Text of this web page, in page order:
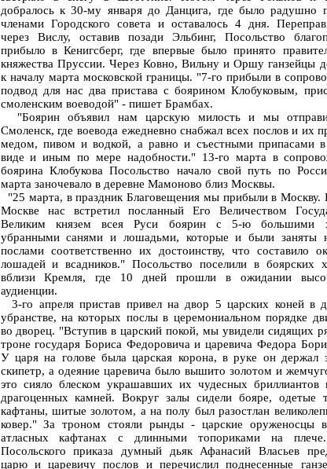
добралось к 30-му января до Данцига, где было радушно
членами Городского совета и оставалось 4 дня.
через Вислу, оставив позади Эльбинг, Посольство
прибыло в Кенигсберг, где впервые было принято
княжества Пруссии. Через Ковно, Вильну и Оршу ганзейцы
к началу марта московской границы. "7-го прибыли в
подвод для нас два пристава с боярином Клобуковым,
смоленским воеводой" - пишет Брамбах.
"Боярин объявил нам царскую милость и мы
Смоленск, где воевода ежедневно снабжал всех послов и их
медом, пивом и водкой, а равно и съестными припасами
виде и иным по мере надобности." 13-го марта в
боярина Клобукова Посольство начало свой путь по
марта заночевало в деревне Мамоново близ Москвы.
"25 марта, в праздник Благовещения мы прибыли в Москву.
Москве нас встретил посланный Его Величеством
Великим князем всея Руси боярин с 5-ю большими
убранными санями и лошадьми, которые и были заняты
послами соответственно их достоинству, что составило
лошадей и всадников." Посольство поселили в боярских
вблизи Кремля, где 10 дней прошли в ожидании
аудиенции.
3-го апреля пристав привел на двор 5 царских коней в
убранстве, на которых послы в церемониальном порядке
во дворец. "Вступив в царский покой, мы увидели сидящих
троне государя Бориса Федоровича и царевича Федора
У царя на голове была царская корона, в руке он держал
скипетр, а одеяние царевича было вышито золотом и
это сияло блеском украшавших их чудесных
драгоценных камней. Вокруг залы сидели бояре, одетые
кафтаны, шитые золотом, а на полу был разостлан
ковер." За троном стояли рынды - царские оруженосцы
атласных кафтанах с длинными топориками на
Посольского приказа думный дьяк Афанасий Власьев
царю и царевичу послов и перечислил поднесенные